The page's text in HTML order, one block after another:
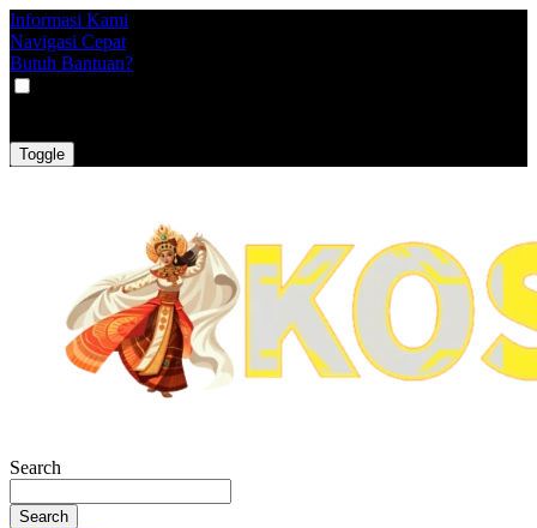
Informasi Kami
Navigasi Cepat
Butuh Bantuan?
Toggle
Search
Search